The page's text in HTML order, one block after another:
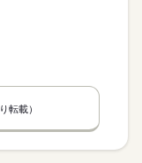
転載）